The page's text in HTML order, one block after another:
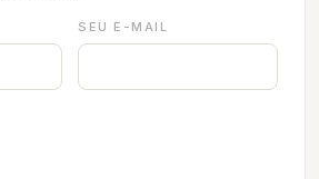
SEU E-MAIL